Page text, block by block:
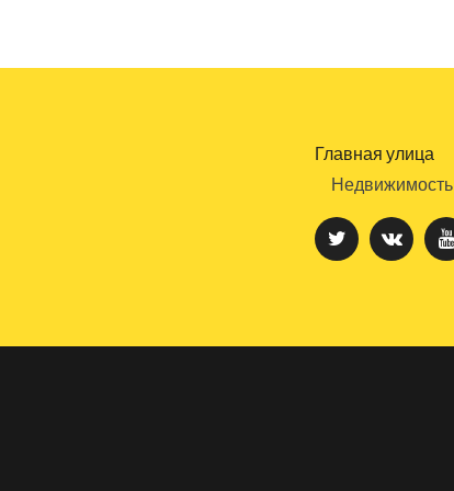
Главная улица
Недвижимость